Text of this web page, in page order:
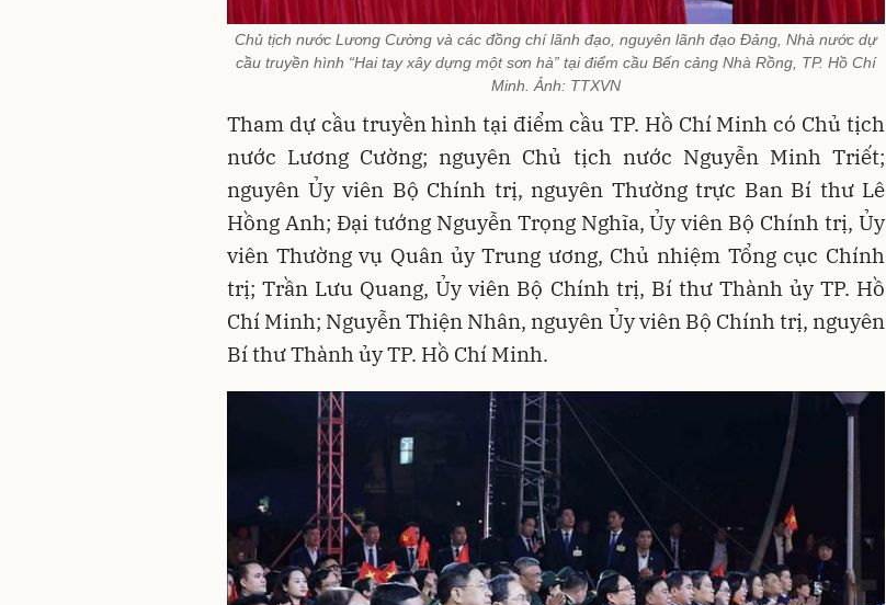
Chủ tịch nước Lương Cường và các đồng chí lãnh đạo, nguyên lãnh đạo Đảng, Nhà nước dự
cầu truyền hình “Hai tay xây dựng một sơn hà” tại điểm cầu Bến cảng Nhà Rồng, TP. Hồ Chí
Minh. Ảnh: TTXVN
Tham dự cầu truyền hình tại điểm cầu TP. Hồ Chí Minh có Chủ tịch
nước Lương Cường; nguyên Chủ tịch nước Nguyễn Minh Triết;
nguyên Ủy viên Bộ Chính trị, nguyên Thường trực Ban Bí thư Lê
Hồng Anh; Đại tướng Nguyễn Trọng Nghĩa, Ủy viên Bộ Chính trị, Ủy
viên Thường vụ Quân ủy Trung ương, Chủ nhiệm Tổng cục Chính
trị; Trần Lưu Quang, Ủy viên Bộ Chính trị, Bí thư Thành ủy TP. Hồ
Chí Minh; Nguyễn Thiện Nhân, nguyên Ủy viên Bộ Chính trị, nguyên
Bí thư Thành ủy TP. Hồ Chí Minh.